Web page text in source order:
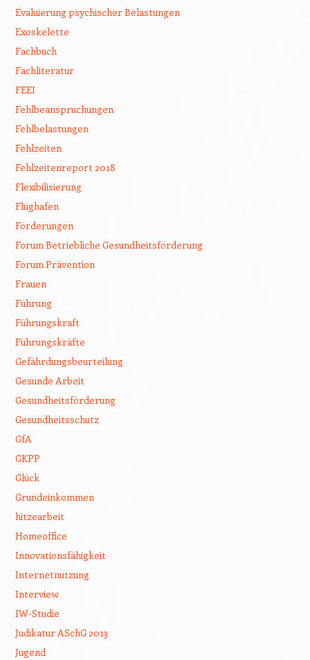
Evaluierung psychischer Belastungen
Exoskelette
Fachbuch
Fachliteratur
FEEI
Fehlbeanspruchungen
Fehlbelastungen
Fehlzeiten
Fehlzeitenreport 2018
Flexibilisierung
Flughafen
Förderungen
Forum Betriebliche Gesundheitsförderung
Forum Prävention
Frauen
Führung
Führungskraft
Führungskräfte
Gefährdungsbeurteilung
Gesunde Arbeit
Gesundheitsförderung
Gesundheitsschutz
GfA
GKPP
Glück
Grundeinkommen
hitzearbeit
Homeoffice
Innovationsfähigkeit
Internetnutzung
Interview
IW-Studie
Judikatur ASchG 2013
Jugend